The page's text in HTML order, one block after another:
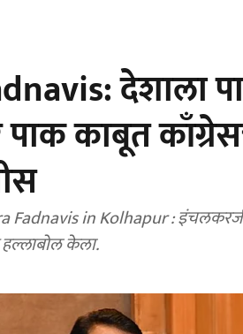
देशाला
पाक काबूत
: इंचलकरजीमध्ये विकासकामांचे उद्घाटन करताना देवेंद्र फडणवीस
हल्लाबोल केला.